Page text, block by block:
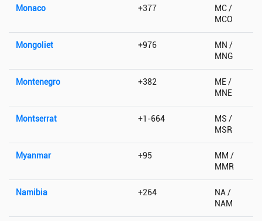
Monaco +377
MC /
MCO
Mongoliet +976
MN /
MNG
Montenegro +382
ME /
MNE
Montserrat +1-664
MS /
MSR
Myanmar +95
MM /
MMR
Namibia +264
NA /
NAM